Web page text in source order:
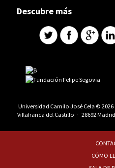
Descubre más
Universidad Camilo José Cela ©
Villafranca del Castillo · 28692
CÓMO